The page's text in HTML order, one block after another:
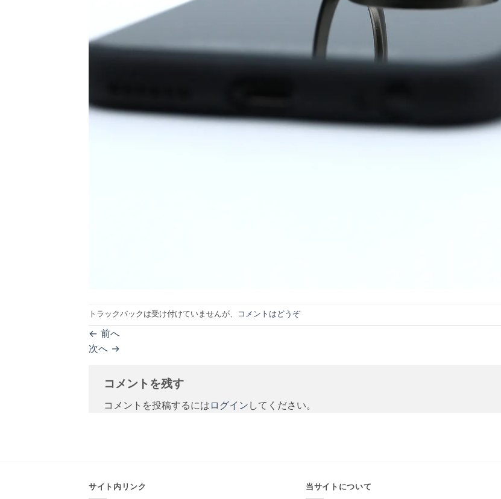
トラックバックは受け付けていませんが、 コメントはどうぞ
← 前へ
次へ →
コメントを残す
コメントを投稿するには ログイン してください。
サイト内リンク 当サイトについて